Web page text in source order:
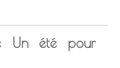
Un été pour